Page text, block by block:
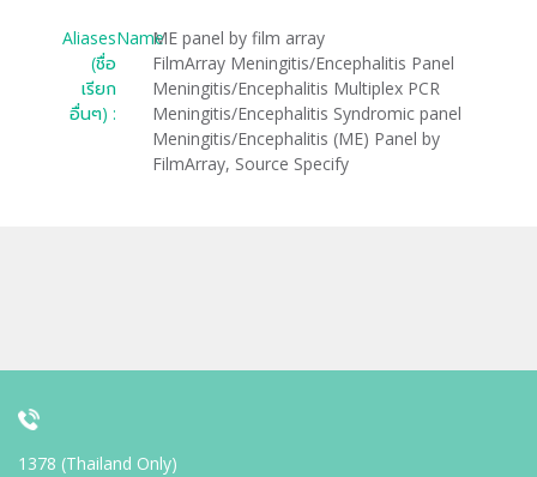
AliasesName
(ชื่อ
เรียก
อื่นๆ) :
ME panel by film array
FilmArray Meningitis/Encephalitis Panel
Meningitis/Encephalitis Multiplex PCR
Meningitis/Encephalitis Syndromic panel
Meningitis/Encephalitis (ME) Panel by
FilmArray, Source Specify
1378 (Thailand Only)